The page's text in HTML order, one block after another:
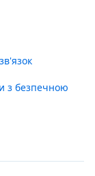
з безпечною